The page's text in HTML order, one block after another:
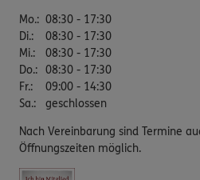
Mo.: 08:30 - 17:30
Di.:
08:30 - 17:30
Mi.:
08:30 - 17:30
Do.: 08:30 - 17:30
Fr.:
09:00 - 14:30
Sa.: geschlossen
Nach Vereinbarung sind Termine
Öffnungszeiten möglich.